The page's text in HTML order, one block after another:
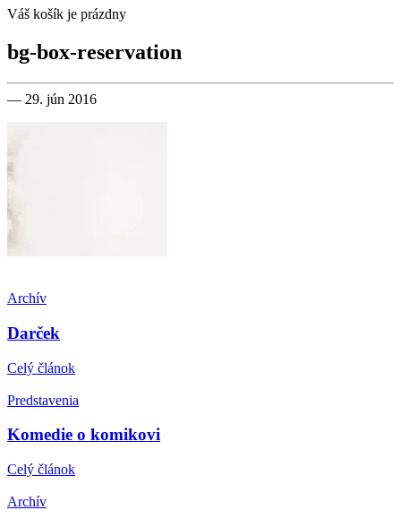
Váš košík je prázdny
bg-box-reservation
— 29. jún 2016
Archív
Darček
Celý článok
Predstavenia
Komedie o komikovi
Celý článok
Archív